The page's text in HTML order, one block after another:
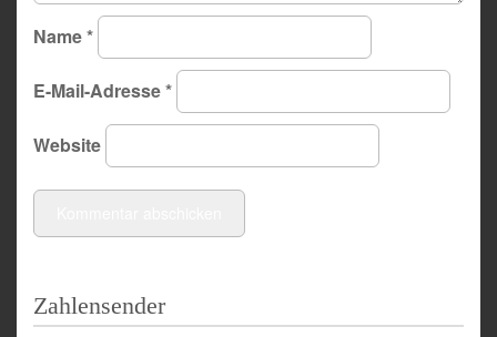
Name*
E-Mail-Adresse*
Website
Zahlensender